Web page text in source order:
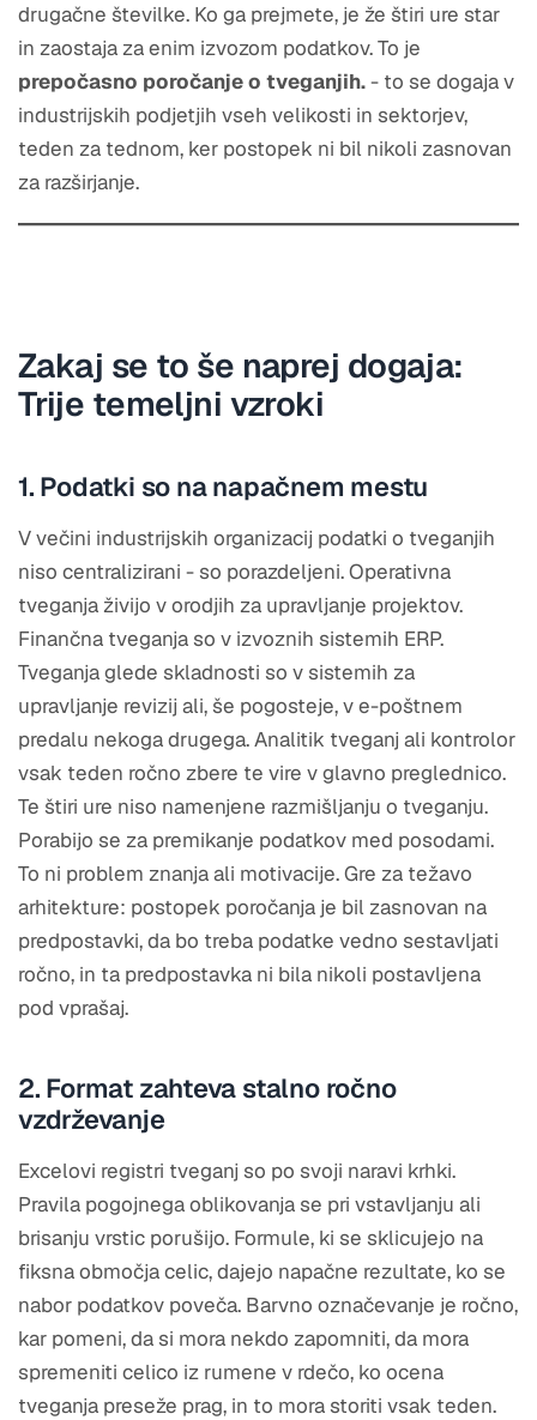
drugačne številke. Ko ga prejmete, je že štiri ure star
in zaostaja za enim izvozom podatkov. To je
prepočasno poročanje o tveganjih.- to se dogaja v
industrijskih podjetjih vseh velikosti in sektorjev,
teden za tednom, ker postopek ni bil nikoli zasnovan
za razširjanje.
Zakaj se to še naprej dogaja:
Trije temeljni vzroki
1. Podatki so na napačnem mestu
V večini industrijskih organizacij podatki o tveganjih
niso centralizirani - so porazdeljeni. Operativna
tveganja živijo v orodjih za upravljanje projektov.
Finančna tveganja so v izvoznih sistemih ERP.
Tveganja glede skladnosti so v sistemih za
upravljanje revizij ali, še pogosteje, v e-poštnem
predalu nekoga drugega. Analitik tveganj ali kontrolor
vsak teden ročno zbere te vire v glavno preglednico.
Te štiri ure niso namenjene razmišljanju o tveganju.
Porabijo se za premikanje podatkov med posodami.
To ni problem znanja ali motivacije. Gre za težavo
arhitekture: postopek poročanja je bil zasnovan na
predpostavki, da bo treba podatke vedno sestavljati
ročno, in ta predpostavka ni bila nikoli postavljena
pod vprašaj.
2. Format zahteva stalno ročno
vzdrževanje
Excelovi registri tveganj so po svoji naravi krhki.
Pravila pogojnega oblikovanja se pri vstavljanju ali
brisanju vrstic porušijo. Formule, ki se sklicujejo na
fiksna območja celic, dajejo napačne rezultate, ko se
nabor podatkov poveča. Barvno označevanje je ročno,
kar pomeni, da si mora nekdo zapomniti, da mora
spremeniti celico iz rumene v rdečo, ko ocena
tveganja preseže prag, in to mora storiti vsak teden.